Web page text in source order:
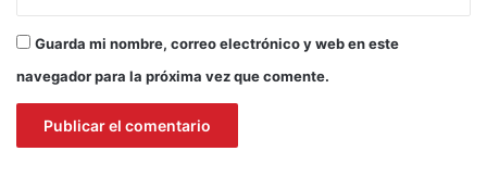
Guarda mi nombre, correo electrónico y web en este
navegador para la próxima vez que comente.